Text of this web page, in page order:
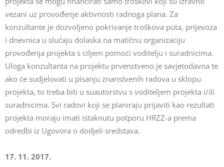
vezani uz provođenje aktivnosti radnoga plana. Za
konzultante je dozvoljeno pokrivanje troškova puta, prijevoza
i dnevnica u slučaju dolaska na matičnu organizaciju
provođenja projekta s ciljem pomoći voditelju i suradnicima.
Uloga konzultanta na projektu prvenstveno je savjetodavna te
ako će sudjelovati u pisanju znanstvenih radova u sklopu
projekta, to treba biti u suautorstvu s voditeljem projekta i/ili
suradnicima. Svi radovi koji se planiraju prijaviti kao rezultati
projekta moraju imati istaknutu potporu HRZZ-a prema
odredbi iz Ugovora o dodjeli sredstava.
17. 11. 2017.